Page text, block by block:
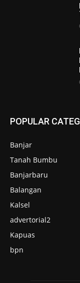
POPULAR
Banjar
Tanah Bumbu
Banjarbaru
Balangan
Kalsel
advertorial2
Kapuas
bpn